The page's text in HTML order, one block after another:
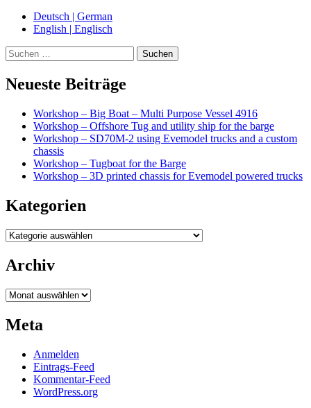
Deutsch | German
English | Englisch
Suche
Neueste Beiträge
Workshop – Big Boat – Multi Purpose Vessel 4916
Workshop – Offshore Tug and utility ship for the barge
Workshop – SD70M-2 using Evemodel trucks and a custom
chassis
Workshop – Tugboat for the Barge
Workshop – 3D printed chassis for Evemodel powered trucks
Kategorien
Kategorien
Archiv
Archiv
Meta
Anmelden
Eintrags-Feed
Kommentar-Feed
WordPress.org